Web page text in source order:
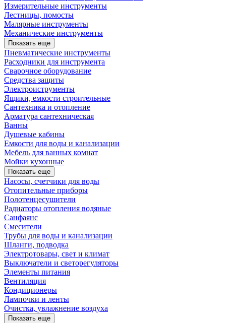
Измерительные инструменты
Лестницы, помосты
Малярные инструменты
Механические инструменты
Показать еще
Пневматические инструменты
Расходники для инструмента
Сварочное оборудование
Средства защиты
Электроиструменты
Ящики, емкости строительные
Сантехника и отопление
Арматура сантехническая
Ванны
Душевые кабины
Емкости для воды и канализации
Мебель для ванных комнат
Мойки кухонные
Показать еще
Насосы, счетчики для воды
Отопительные приборы
Полотенцесушители
Радиаторы отопления водяные
Санфаянс
Смесители
Трубы для воды и канализации
Шланги, подводка
Электротовары, свет и климат
Выключатели и светорегуляторы
Элементы питания
Вентиляция
Кондиционеры
Лампочки и ленты
Очистка, увлажнение воздуха
Показать еще